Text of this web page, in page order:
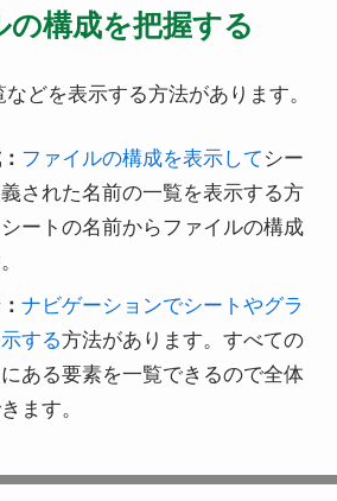
の構成を把握する
どを表示する方法があります。
ファイルの構成を表示して シー
された名前の一覧を表示する方
ートの名前からファイルの構成
ナビゲーションでシートやグラ
する方法があります。すべての
ある要素を一覧できるので全体
ます。